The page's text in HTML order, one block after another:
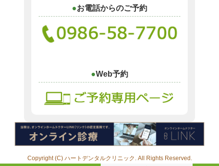
お電話からのご予約
Web予約
Copyright (C) ハートデンタルクリニック. All Rights Reserved.